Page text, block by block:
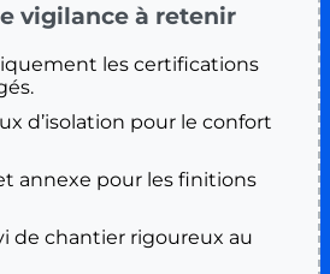
vigilance à retenir
les certifications
d’isolation pour le confort
annexe pour les finitions
de chantier rigoureux au